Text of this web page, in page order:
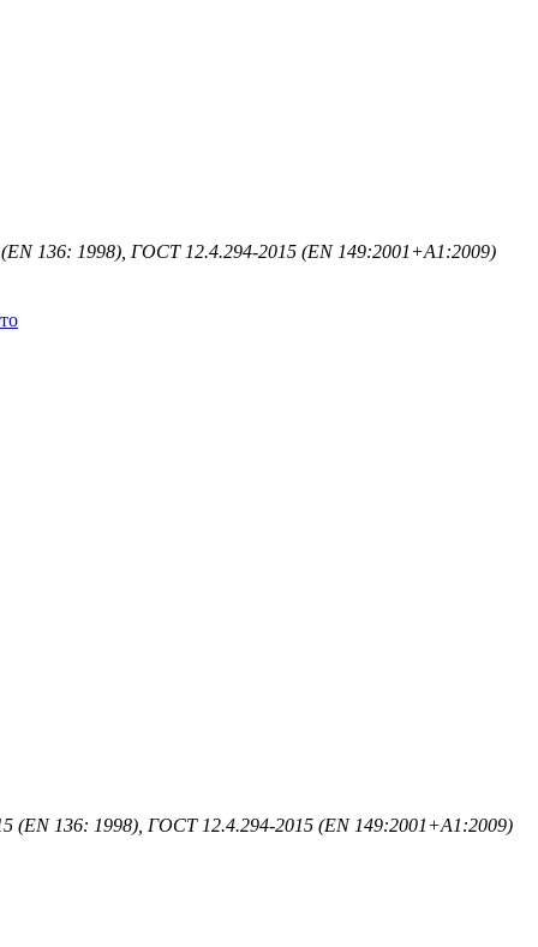
136: 1998), ГОСТ 12.4.294-2015 (EN 149:2001+А1:2009)
(EN 136: 1998), ГОСТ 12.4.294-2015 (EN 149:2001+А1:2009)